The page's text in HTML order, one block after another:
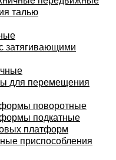
талью
затягивающими
для перемещения
поворотные
подкатные
платформ
приспособления